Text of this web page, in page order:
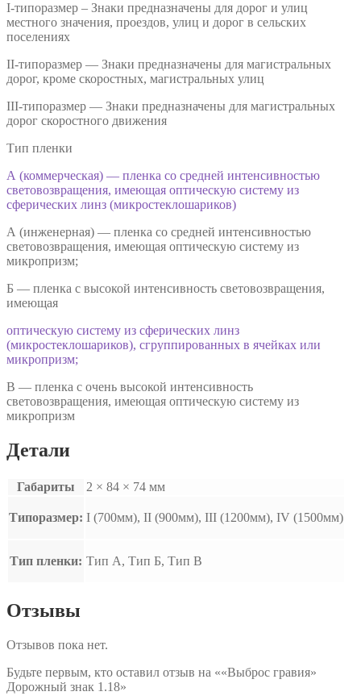
I-типоразмер – Знаки предназначены для дорог и улиц
местного значения, проездов, улиц и дорог в сельских
поселениях
II-типоразмер — Знаки предназначены для магистральных
дорог, кроме скоростных, магистральных улиц
III-типоразмер — Знаки предназначены для магистральных
дорог скоростного движения
Тип пленки
А (коммерческая) — пленка со средней интенсивностью
световозвращения, имеющая оптическую систему из
сферических линз (микростеклошариков)
А (инженерная) — пленка со средней интенсивностью
световозвращения, имеющая оптическую систему из
микропризм;
Б — пленка с высокой интенсивность световозвращения,
имеющая
оптическую систему из сферических линз
(микростеклошариков), сгруппированных в ячейках или
микропризм;
В — пленка с очень высокой интенсивность
световозвращения, имеющая оптическую систему из
микропризм
Детали
Габариты 2 × 84 × 74 мм
Типоразмер: I (700мм), II (900мм), III (1200мм), IV (1500мм)
Тип пленки: Тип А, Тип Б, Тип В
Отзывы
Отзывов пока нет.
Будьте первым, кто оставил отзыв на ««Выброс гравия»
Дорожный знак 1.18»